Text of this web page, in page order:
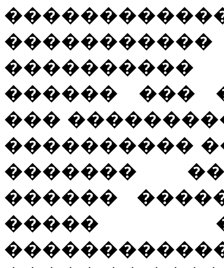
������ ���
���
����������
�������
������
�����